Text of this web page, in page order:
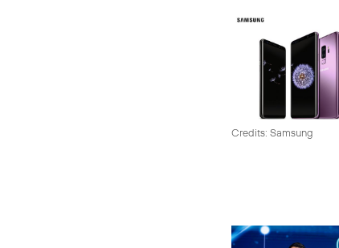
Credits: Samsung